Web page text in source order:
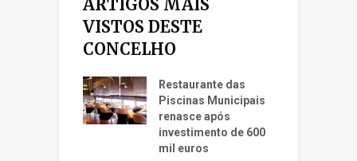
ARTIGOS MAIS
VISTOS DESTE
CONCELHO
Restaurante das
Piscinas Municipais
renasce após
investimento de 600
mil euros